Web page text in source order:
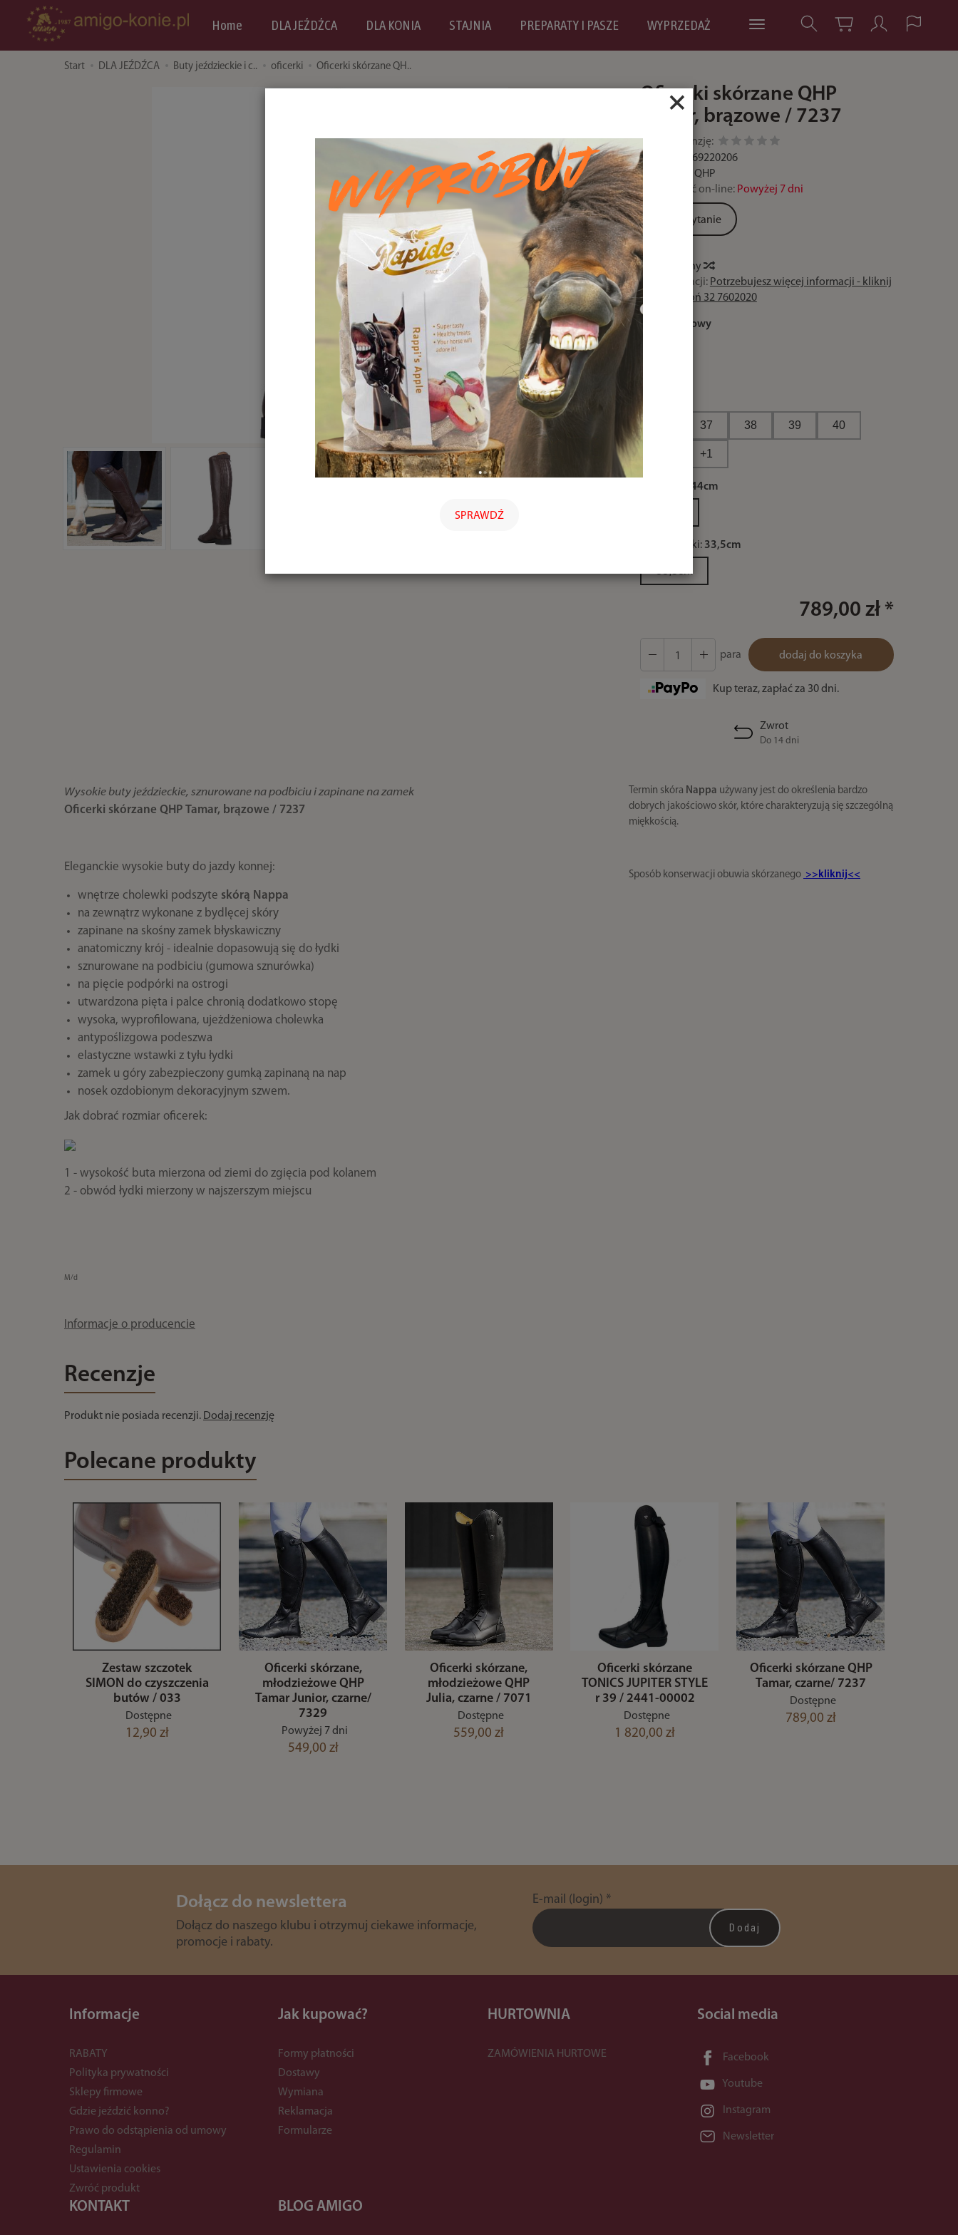
×
SPRAWDŹ
Home DLA JEŹDŹCA DLA KONIA STAJNIA PREPARATY I PASZE WYPRZEDAŻ
Start DLA JEŹDŹCA Buty jeździeckie i c.. oficerki Oficerki skórzane QH..
Oficerki skórzane QHP
Tamar, brązowe / 7237
Dodaj recenzję:
Kod:
8718369220206
Producent:
QHP
Dostępność on-line: Powyżej 7 dni
Zadaj pytanie
Historia ceny
Czas realizacji: Potrzebujesz więcej informacji - kliknij
lub zadzwoń 32 7602020
kolor: brązowy
37 38 39 40
+1
44cm
obwód łydki: 33,5cm
789,00 zł *
para dodaj do koszyka
Kup teraz, zapłać za 30 dni.
Zwrot
Do 14 dni
Wysokie buty jeździeckie, sznurowane na podbiciu i zapinane na zamek
Oficerki skórzane QHP Tamar, brązowe / 7237
Eleganckie wysokie buty do jazdy konnej:
wnętrze cholewki podszyte skórą Nappa
na zewnątrz wykonane z bydlęcej skóry
zapinane na skośny zamek błyskawiczny
anatomiczny krój - idealnie dopasowują się do łydki
sznurowane na podbiciu (gumowa sznurówka)
na pięcie podpórki na ostrogi
utwardzona pięta i palce chronią dodatkowo stopę
wysoka, wyprofilowana, ujeżdżeniowa cholewka
antypoślizgowa podeszwa
elastyczne wstawki z tyłu łydki
zamek u góry zabezpieczony gumką zapinaną na nap
nosek ozdobionym dekoracyjnym szwem.
Jak dobrać rozmiar oficerek:
1 - wysokość buta mierzona od ziemi do zgięcia pod kolanem
2 - obwód łydki mierzony w najszerszym miejscu
M/d
Informacje o producencie
Termin skóra Nappa używany jest do określenia bardzo
dobrych jakościowo skór, które charakteryzują się szczególną
miękkością.
Sposób konserwacji obuwia skórzanego >>kliknij<<
Recenzje
Produkt nie posiada recenzji. Dodaj recenzję
Polecane produkty
Zestaw szczotek
SIMON do czyszczenia
butów / 033
Dostępne
12,90 zł
Oficerki skórzane,
młodzieżowe QHP
Tamar Junior, czarne/
7329
Powyżej 7 dni
549,00 zł
Oficerki skórzane,
młodzieżowe QHP
Julia, czarne / 7071
Dostępne
559,00 zł
Oficerki skórzane
TONICS JUPITER STYLE
r 39 / 2441-00002
Dostępne
1 820,00 zł
Oficerki skórzane QHP
Tamar, czarne/ 7237
Dostępne
789,00 zł
Dołącz do newslettera
Dołącz do naszego klubu i otrzymuj ciekawe informacje,
promocje i rabaty.
E-mail (login) *
Informacje
RABATY
Polityka prywatności
Sklepy firmowe
Gdzie jeździć konno?
Prawo do odstąpienia od umowy
Regulamin
Ustawienia cookies
Zwróć produkt
Jak kupować?
Formy płatności
Dostawy
Wymiana
Reklamacja
Formularze
HURTOWNIA
ZAMÓWIENIA HURTOWE
KONTAKT BLOG AMIGO
Social media
Facebook
Youtube
Instagram
Newsletter